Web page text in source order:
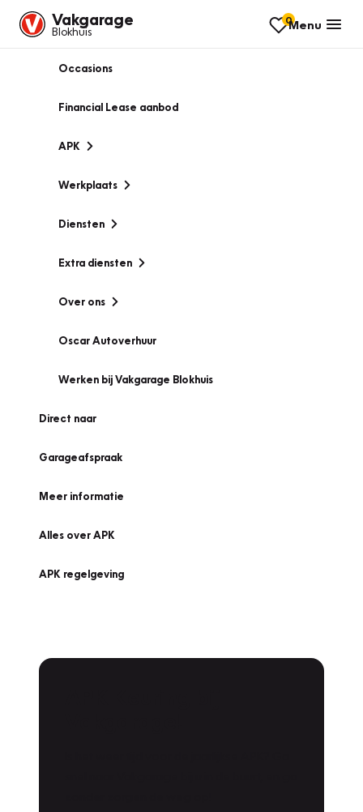
Vakgarage
Blokhuis
0Menu
Occasions
Financial Lease aanbod
APK
Werkplaats
Diensten
Extra diensten
Over ons
Oscar Autoverhuur
Werken bij Vakgarage Blokhuis
Direct naar
Garageafspraak
Meer informatie
Alles over APK
APK regelgeving